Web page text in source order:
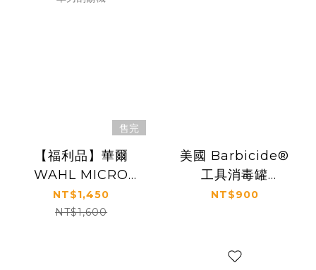
售完
【福利品】華爾
WAHL MICRO
POWER SHAVER
單刃刮鬍機
NT$1,450
NT$1,600
美國 Barbicide®
工具消毒罐
(621ml)
NT$900